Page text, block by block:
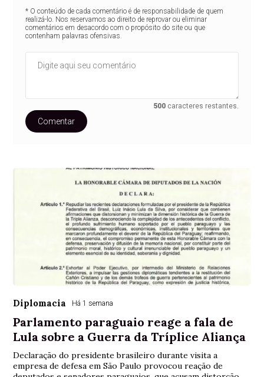
* O conteúdo de cada comentário é de responsabilidade de quem
realizá-lo. Nos reservamos ao direito de reprovar ou eliminar
comentários em desacordo com o propósito do site ou que
contenham palavras ofensivas.
500 caracteres restantes.
Comentar
Diplomacia Há 1 semana
Parlamento paraguaio reage a fala de
Lula sobre a Guerra da Tríplice Aliança
Declaração do presidente brasileiro durante visita a
empresa de defesa em São Paulo provocou reação de